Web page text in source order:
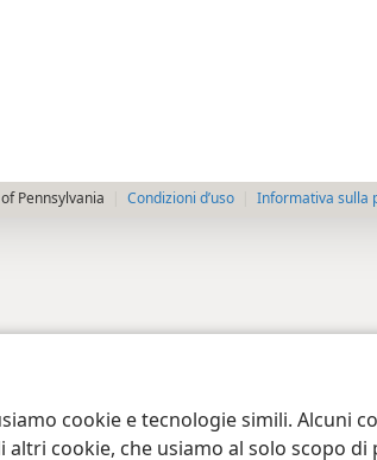
cookie e tecnologie simili. Alcuni
cookie, che usiamo al solo scopo
Pennsylvania Condizioni d’uso Informativa sulla